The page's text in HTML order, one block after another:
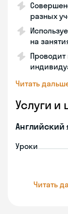
разных
на
Проводит
Читать
Услуги и
Английский
Уроки
Читать